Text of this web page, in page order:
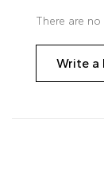
There are no
Write a